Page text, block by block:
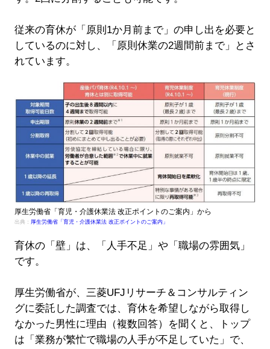
従来の育休が「原則1か月前まで」の申し出を必要と
しているのに対し、「原則休業の2週間前まで」とさ
れています。
厚生労働省「育児・介護休業法 改正ポイントのご案内」から
出典： 厚生労働省「育児・介護休業法 改正ポイントのご案内」
育休の「壁」は、「人手不足」や「職場の雰囲気」
です。
厚生労働省が、三菱UFJリサーチ＆コンサルティン
グに委託した調査では、育休を希望しながら取得し
なかった男性に理由（複数回答）を聞くと、トップ
は「業務が繁忙で職場の人手が不足していた」で、